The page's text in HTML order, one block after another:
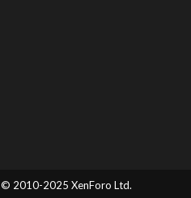
© 2010-2025 XenForo Ltd.